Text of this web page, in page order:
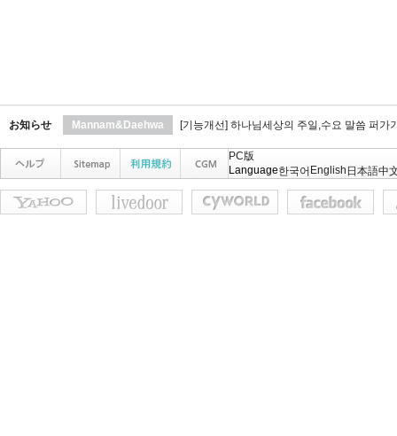
お知らせ Mannam&Daehwa [기능개선] 하나님세상의 주일,수요 말씀 퍼가
PC版
Language한국어 English 日本語中